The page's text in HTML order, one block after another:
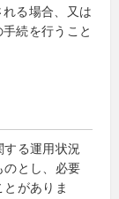
る場合、又は
続を行うこと
る運用状況
のとし、必要
がありま